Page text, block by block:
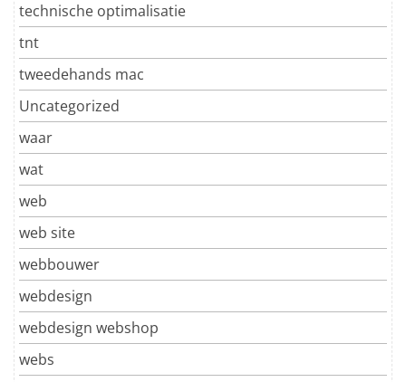
technische optimalisatie
tnt
tweedehands mac
Uncategorized
waar
wat
web
web site
webbouwer
webdesign
webdesign webshop
webs